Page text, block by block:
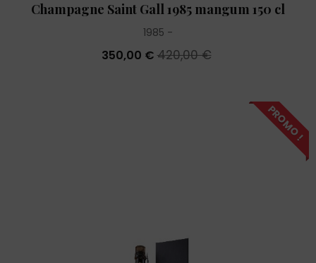
Champagne Saint Gall 1985 mangum 150 cl
1985
350,00 € 420,00 €
PROMO !